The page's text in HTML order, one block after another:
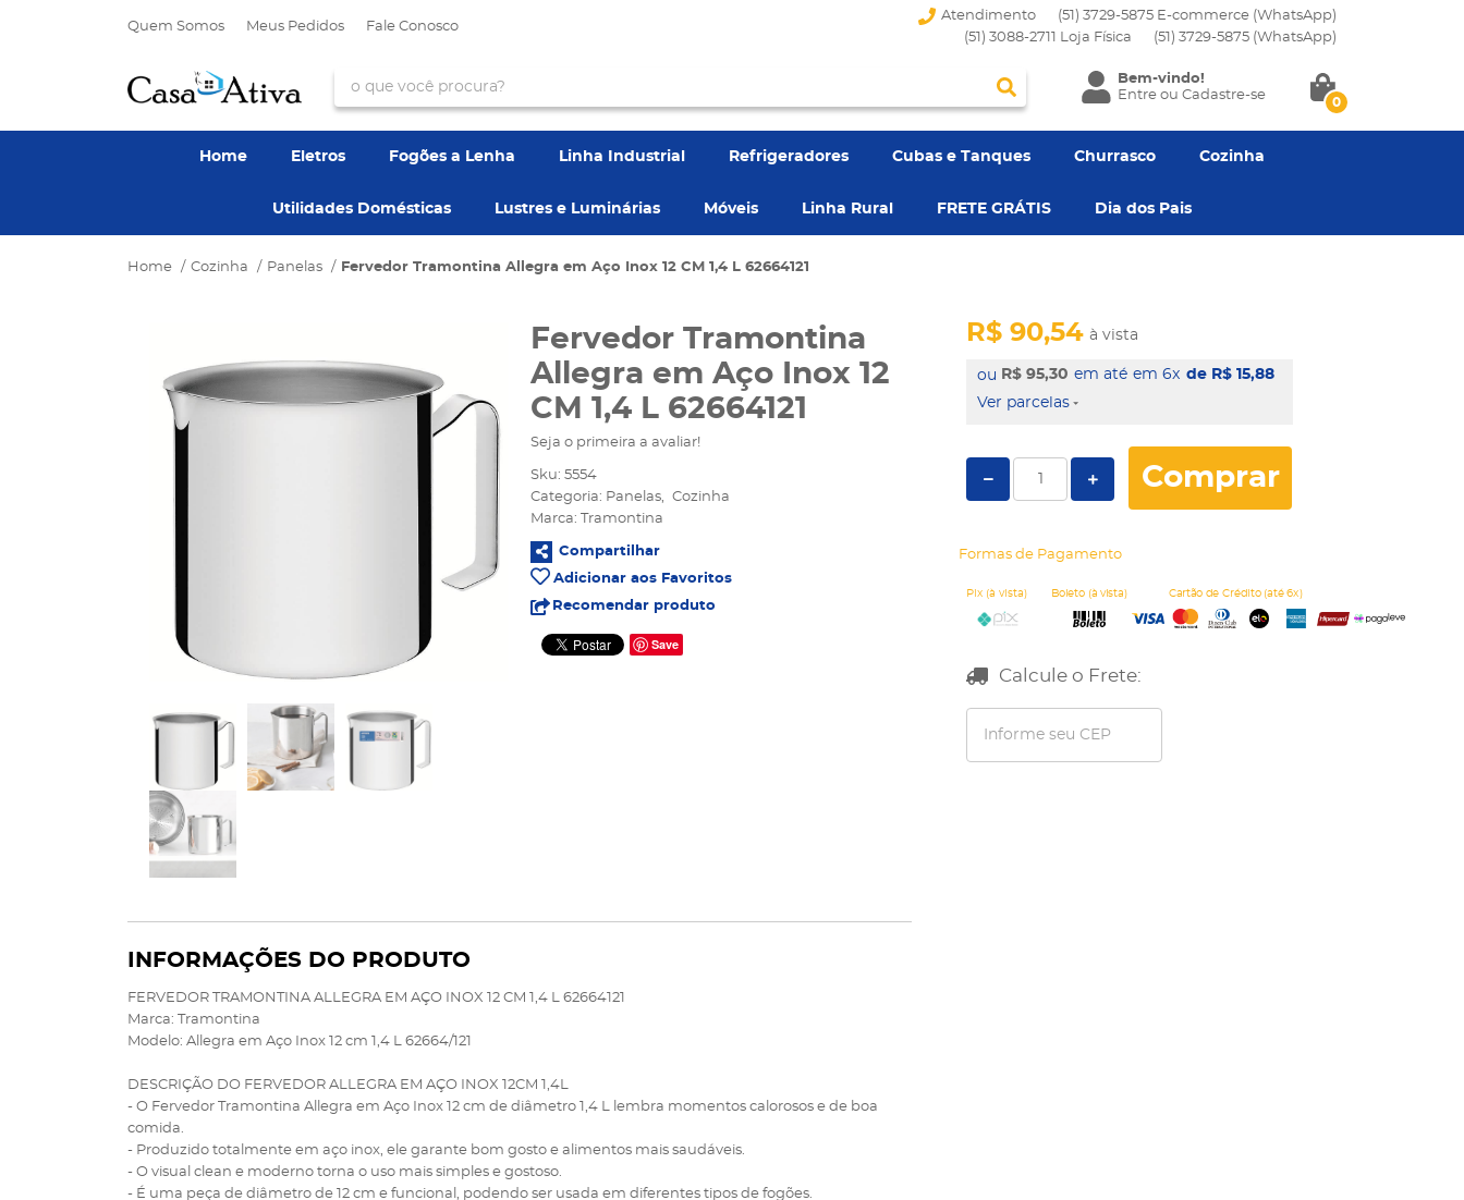
Quem Somos Meus Pedidos Fale Conosco
Atendimento
(51) 3729-5875 E-commerce (WhatsApp)
(51) 3088-2711 Loja Física
(51) 3729-5875 (WhatsApp)
Bem-vindo!
Entreou Cadastre-se 0
Home Eletros Fogões a Lenha Linha Industrial Refrigeradores Cubas e Tanques Churrasco Cozinha
Utilidades Domésticas Lustres e Luminárias Móveis Linha Rural FRETE GRÁTIS Dia dos Pais
Home Cozinha Panelas Fervedor Tramontina Allegra em Aço Inox 12 CM 1,4 L 62664121
Fervedor Tramontina
Allegra em Aço Inox 12
CM 1,4 L 62664121
Seja o primeira a avaliar!
Sku: 5554
Categoria: Panelas
Cozinha
Marca: Tramontina
Compartilhar
Adicionar aos Favoritos
Recomendar produto
Save
R$ 95,30
R$ 90,54 à vista
em 6x de R$ 15,88
Ver parcelas
Comprar
Formas de Pagamento
Calcule o Frete:
INFORMAÇÕES DO PRODUTO
FERVEDOR TRAMONTINA ALLEGRA EM AÇO INOX 12 CM 1,4 L 62664121
Marca: Tramontina
Modelo: Allegra em Aço Inox 12 cm 1,4 L 62664/121
DESCRIÇÃO DO FERVEDOR ALLEGRA EM AÇO INOX 12CM 1,4L
- O Fervedor Tramontina Allegra em Aço Inox 12 cm de diâmetro 1,4 L lembra momentos calorosos e de boa
comida.
- Produzido totalmente em aço inox, ele garante bom gosto e alimentos mais saudáveis.
- O visual clean e moderno torna o uso mais simples e gostoso.
- É uma peça de diâmetro de 12 cm e funcional, podendo ser usada em diferentes tipos de fogões.